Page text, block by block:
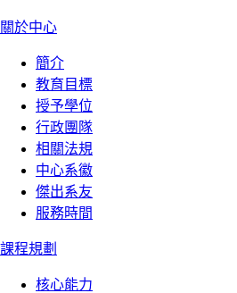
關於中心
簡介
教育目標
授予學位
行政團隊
相關法規
中心系徽
傑出系友
服務時間
課程規劃
核心能力